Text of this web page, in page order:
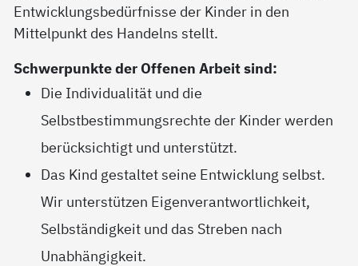
Entwicklungsbedürfnisse der Kinder in den
Mittelpunkt des Handelns stellt.
Schwerpunkte der Offenen Arbeit sind:
Die Individualität und die
Selbstbestimmungsrechte der Kinder werden
berücksichtigt und unterstützt.
Das Kind gestaltet seine Entwicklung selbst.
Wir unterstützen Eigenverantwortlichkeit,
Selbständigkeit und das Streben nach
Unabhängigkeit.